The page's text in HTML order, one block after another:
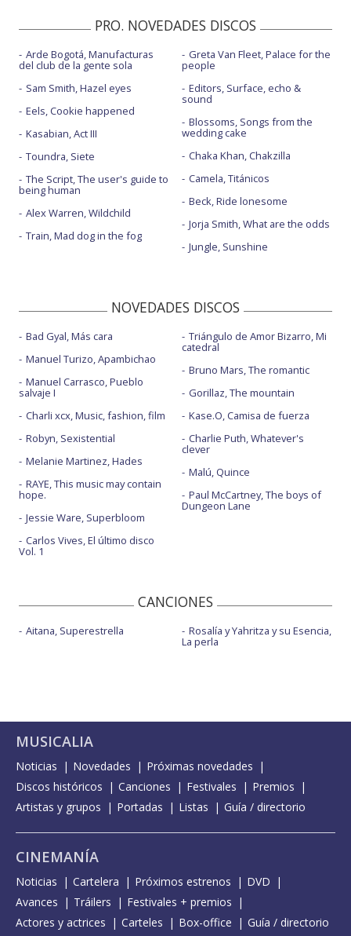
PRO. NOVEDADES DISCOS
Arde Bogotá, Manufacturas
del club de la gente sola
Sam Smith, Hazel eyes
Eels, Cookie happened
Kasabian, Act III
Toundra, Siete
The Script, The user's guide to
being human
Alex Warren, Wildchild
Train, Mad dog in the fog
Greta Van Fleet, Palace for the
people
Editors, Surface, echo &
sound
Blossoms, Songs from the
wedding cake
Chaka Khan, Chakzilla
Camela, Titánicos
Beck, Ride lonesome
Jorja Smith, What are the odds
Jungle, Sunshine
NOVEDADES DISCOS
Bad Gyal, Más cara
Manuel Turizo, Apambichao
Manuel Carrasco, Pueblo
salvaje I
Charli xcx, Music, fashion, film
Robyn, Sexistential
Melanie Martinez, Hades
RAYE, This music may contain
hope.
Jessie Ware, Superbloom
Carlos Vives, El último disco
Vol. 1
Triángulo de Amor Bizarro, Mi
catedral
Bruno Mars, The romantic
Gorillaz, The mountain
Kase.O, Camisa de fuerza
Charlie Puth, Whatever's
clever
Malú, Quince
Paul McCartney, The boys of
Dungeon Lane
CANCIONES
Aitana, Superestrella Rosalía y Yahritza y su Esencia,
La perla
MUSICALIA
Noticias Novedades
Próximas novedades
Discos históricos
Canciones Festivales
Premios
Artistas y grupos
Portadas Listas Guía / directorio
CINEMANÍA
Noticias Cartelera Próximos estrenos
DVD
Avances
Tráilers
Festivales + premios
Actores y actrices
Carteles Box-office Guía / directorio